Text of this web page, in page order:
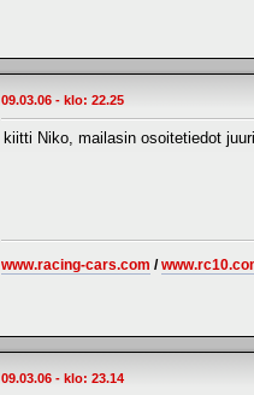
09.03.06 - klo: 22.25
kiitti Niko, mailasin osoitetiedot
www.racing-cars.com /
09.03.06 - klo: 23.14